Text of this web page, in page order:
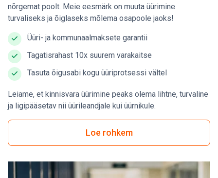
nõrgemat poolt. Meie eesmärk on muuta üürimine
turvaliseks ja õiglaseks mõlema osapoole jaoks!
Üüri- ja kommunaalmaksete garantii
Tagatisrahast 10x suurem varakaitse
Tasuta õigusabi kogu üüriprotsessi vältel
Leiame, et kinnisvara üürimine peaks olema lihtne, turvaline
ja ligipääsetav nii üürileandjale kui üürnikule.
Loe rohkem